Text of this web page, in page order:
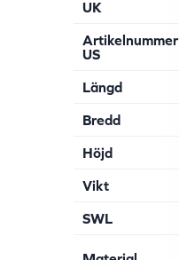
UK
Artikelnummer
US
Längd
Bredd
Höjd
Vikt
SWL